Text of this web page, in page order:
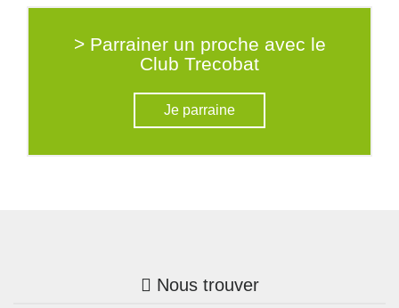
> Parrainer un proche avec le
Club Trecobat
Je parraine
Nous trouver